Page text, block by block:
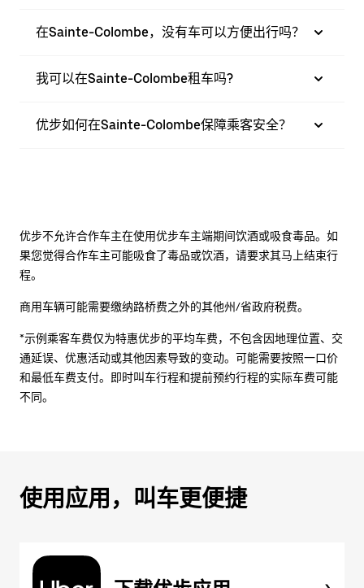
在Sainte-Colombe，没有车可以方便出行吗？
我可以在Sainte-Colombe租车吗?
优步如何在Sainte-Colombe保障乘客安全？
优步不允许合作车主在使用优步车主端期间饮酒或吸食毒品。如
果您觉得合作车主可能吸食了毒品或饮酒，请要求其马上结束行
程。
商用车辆可能需要缴纳路桥费之外的其他州/省政府税费。
*示例乘客车费仅为特惠优步的平均车费，不包含因地理位置、交
通延误、优惠活动或其他因素导致的变动。可能需要按照一口价
和最低车费支付。即时叫车行程和提前预约行程的实际车费可能
不同。
使用应用，叫车更便捷